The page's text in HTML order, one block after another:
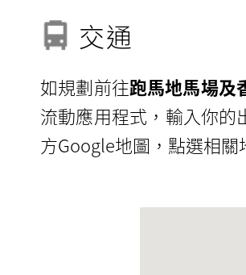
交通
如規劃前往跑馬地馬場及
流動應用程式，輸入你的
方Google地圖，點選相